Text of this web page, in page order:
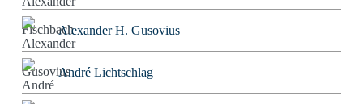
Alexander H. Gusovius
André Lichtschlag